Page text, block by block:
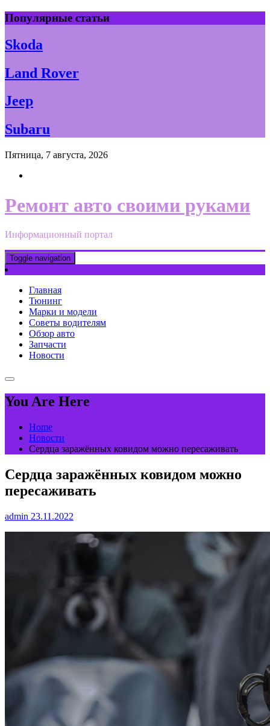
Skip
to
content
Популярные статьи
Skoda
Land Rover
Jeep
Subaru
Пятница, 7 августа, 2026
Ремонт авто своими руками
Информационный портал
Toggle navigation
Главная
Тюнинг
Марки и модели
Советы водителям
Обзор авто
Запчасти
Новости
You Are Here
Home
Новости
Сердца заражённых ковидом можно пересаживать
Сердца заражённых ковидом можно
пересаживать
admin 23.11.2022